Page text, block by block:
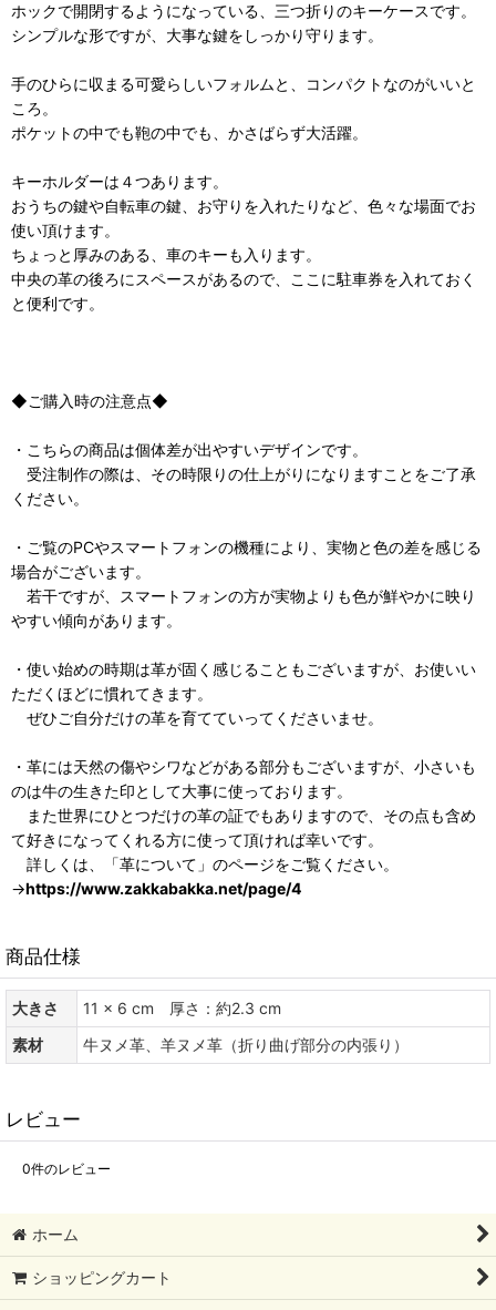
ホックで開閉するようになっている、三つ折りのキーケースです。
シンプルな形ですが、大事な鍵をしっかり守ります。
手のひらに収まる可愛らしいフォルムと、コンパクトなのがいいと
ころ。
ポケットの中でも鞄の中でも、かさばらず大活躍。
キーホルダーは４つあります。
おうちの鍵や自転車の鍵、お守りを入れたりなど、色々な場面でお
使い頂けます。
ちょっと厚みのある、車のキーも入ります。
中央の革の後ろにスペースがあるので、ここに駐車券を入れておく
と便利です。
◆ご購入時の注意点◆
・こちらの商品は個体差が出やすいデザインです。
受注制作の際は、その時限りの仕上がりになりますことをご了承
ください。
・ご覧のPCやスマートフォンの機種により、実物と色の差を感じる
場合がございます。
若干ですが、スマートフォンの方が実物よりも色が鮮やかに映り
やすい傾向があります。
・使い始めの時期は革が固く感じることもございますが、お使いい
ただくほどに慣れてきます。
ぜひご自分だけの革を育てていってくださいませ。
・革には天然の傷やシワなどがある部分もございますが、小さいも
のは牛の生きた印として大事に使っております。
また世界にひとつだけの革の証でもありますので、その点も含め
て好きになってくれる方に使って頂ければ幸いです。
詳しくは、「革について」のページをご覧ください。
→https://www.zakkabakka.net/page/4
商品仕様
大きさ
11 × 6 cm 厚さ：約2.3 cm
素材
牛ヌメ革、羊ヌメ革（折り曲げ部分の内張り）
レビュー
0件のレビュー
ホーム
ショッピングカート